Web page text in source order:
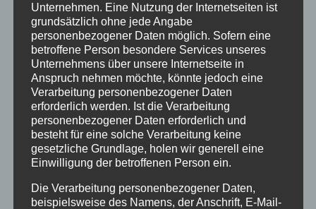
CURA SPORT ARTHRO
STAR PLUS
55,58€ Enthält 7% Mehrwertsteuer
Unternehmen. Eine Nutzung der Internetseiten ist
grundsätzlich ohne jede Angabe
personenbezogener Daten möglich. Sofern eine
betroffene Person besondere Services unseres
Unternehmens über unsere Internetseite in
Anspruch nehmen möchte, könnte jedoch eine
Verarbeitung personenbezogener Daten
erforderlich werden. Ist die Verarbeitung
personenbezogener Daten erforderlich und
besteht für eine solche Verarbeitung keine
gesetzliche Grundlage, holen wir generell eine
Einwilligung der betroffenen Person ein.
Die Verarbeitung personenbezogener Daten,
beispielsweise des Namens, der Anschrift, E-Mail-